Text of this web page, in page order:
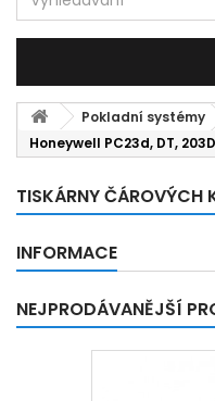
Pokladní systémy
Honeywell PC23d, DT,
TISKÁRNY ČÁROVÝCH
INFORMACE
NEJPRODÁVANĚJŠÍ